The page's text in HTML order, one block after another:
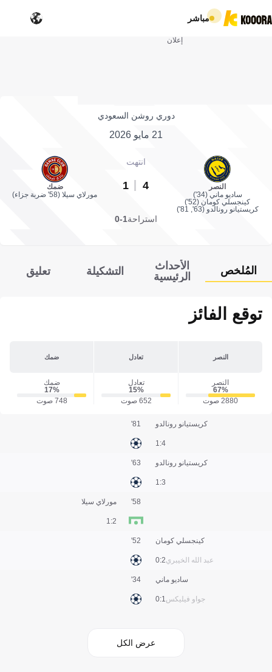
مباشر
إعلان
دوري روشن السعودي
21 مايو 2026
النصر
ساديو ماني (34')
كينجسلي كومان (52')
كريستيانو رونالدو (63', 81')
انتهت
4
1
ضمك
مورلاي سيلا (58' ضربة جزاء)
استراحة1-0
المُلخص
الأحداث
الرئيسية
التشكيلة تعليق
توقع الفائز
النصر تعادل ضمك
النصر
67‎%‎
2880 صوت
تعادل
15‎%‎
652 صوت
ضمك
17‎%‎
748 صوت
كريستيانو رونالدو
4:1
81'
كريستيانو رونالدو
3:1
63'
مورلاي سيلا
2:1
58'
كينجسلي كومان
عبد الله الخيبري2:0
52'
ساديو ماني
جواو فيليكس1:0
34'
عرض الكل